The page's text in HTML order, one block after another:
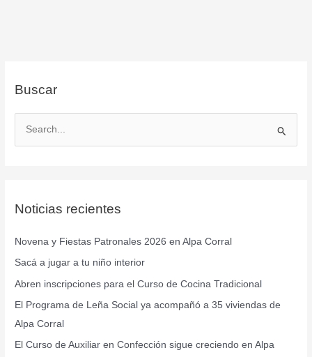
Buscar
a
p
o
r
:
Noticias recientes
Novena y Fiestas Patronales 2026 en Alpa Corral
Sacá a jugar a tu niño interior
Abren inscripciones para el Curso de Cocina Tradicional
El Programa de Leña Social ya acompañó a 35 viviendas de
Alpa Corral
El Curso de Auxiliar en Confección sigue creciendo en Alpa